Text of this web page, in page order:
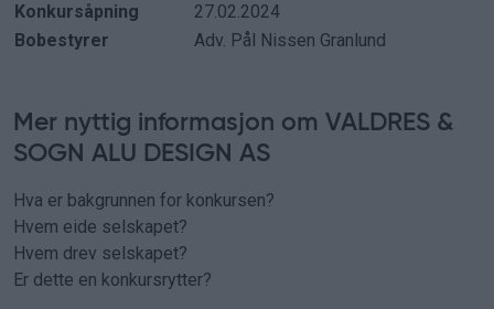
Konkursåpning
27.02.2024
Bobestyrer
Adv. Pål Nissen Granlund
Mer nyttig informasjon om VALDRES &
SOGN ALU DESIGN AS
Hva er bakgrunnen for konkursen?
Hvem eide selskapet?
Hvem drev selskapet?
Er dette en konkursrytter?